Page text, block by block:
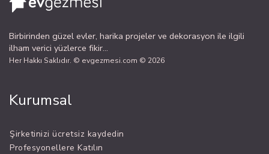
Birbirinden güzel evler, harika projeler ve dekorasyon ile ilgili
ilham verici yüzlerce fikir...
Her Hakkı Saklıdır. © evgezmesi.com © 2026
Kurumsal
Şirketinizi ücretsiz kaydedin
Profesyonellere Katılın